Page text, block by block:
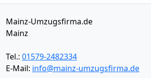
Mainz-Umzugsfirma.de
Mainz
Tel.: 01579-2482334
E-Mail: info@mainz-umzugsfirma.de